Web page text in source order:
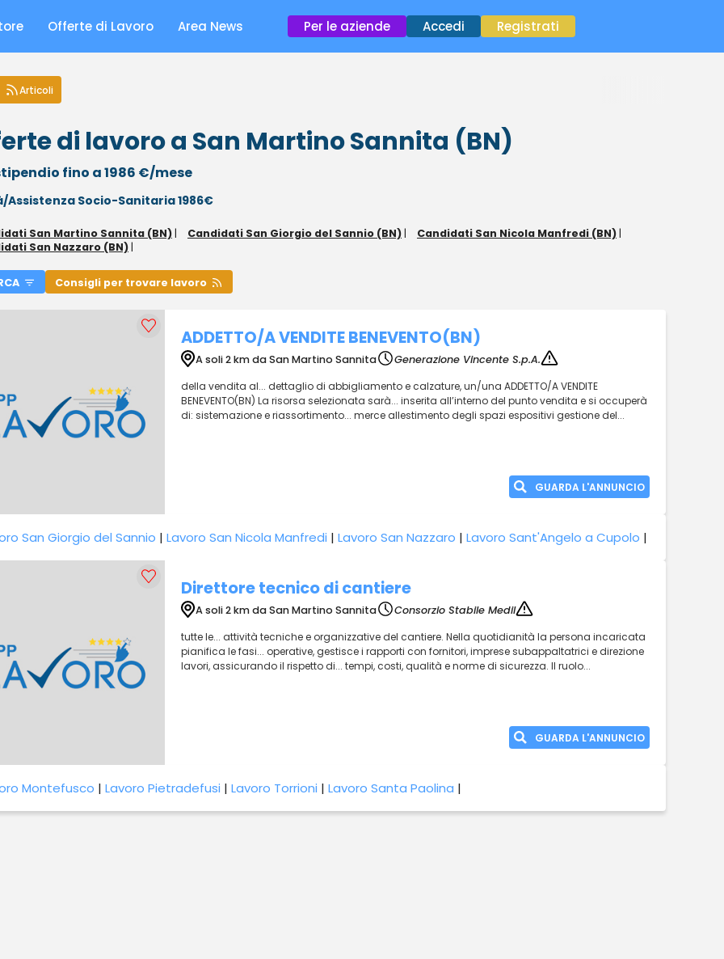
Offerte di Lavoro Area News Per le aziende Accedi Registrati
Articoli
di lavoro a San Martino Sannita (BN)
fino a 1986 €/mese
Assistenza Socio-Sanitaria 1986€
San Martino Sannita (BN) | Candidati San Giorgio del Sannio (BN) | Candidati San Nicola Manfredi (BN) |
San Nazzaro (BN) |
Consigli per trovare lavoro
ADDETTO/A VENDITE BENEVENTO(BN)
A soli 2 km da San Martino Sannita
Generazione Vincente S.p.A.
della vendita al... dettaglio di abbigliamento e calzature, un/una ADDETTO/A VENDITE
BENEVENTO(BN) La risorsa selezionata sarà... inserita all’interno del punto vendita e si occuperà
di: sistemazione e riassortimento... merce allestimento degli spazi espositivi gestione del...
GUARDA L'ANNUNCIO
San Giorgio del Sannio | Lavoro San Nicola Manfredi | Lavoro San Nazzaro | Lavoro Sant'Angelo a Cupolo |
Direttore tecnico di cantiere
A soli 2 km da San Martino Sannita
Consorzio Stabile Medil
tutte le... attività tecniche e organizzative del cantiere. Nella quotidianità la persona incaricata
pianifica le fasi... operative, gestisce i rapporti con fornitori, imprese subappaltatrici e direzione
lavori, assicurando il rispetto di... tempi, costi, qualità e norme di sicurezza. Il ruolo...
GUARDA L'ANNUNCIO
Montefusco | Lavoro Pietradefusi | Lavoro Torrioni | Lavoro Santa Paolina |